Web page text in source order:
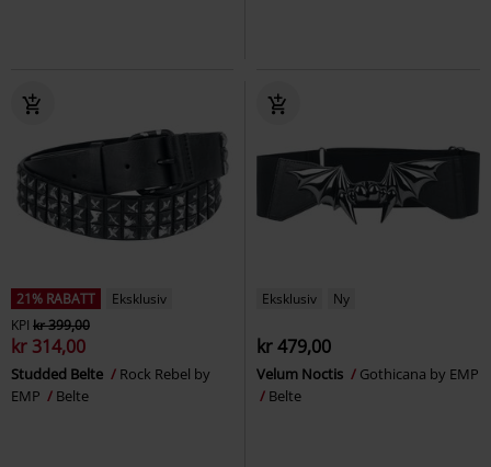
21% RABATT
Eksklusiv
KPI kr 399,00
kr 314,00
Studded Belte
Rock Rebel by
EMP
Belte
Eksklusiv Ny
kr 479,00
Velum Noctis
Gothicana by EMP
Belte